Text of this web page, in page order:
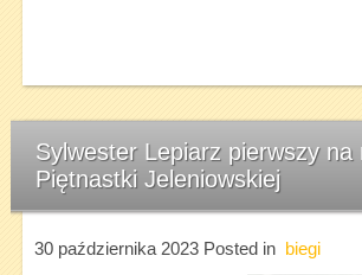
Sylwester Lepiarz pierwszy na
Piętnastki Jeleniowskiej
30 października 2023Posted in biegi